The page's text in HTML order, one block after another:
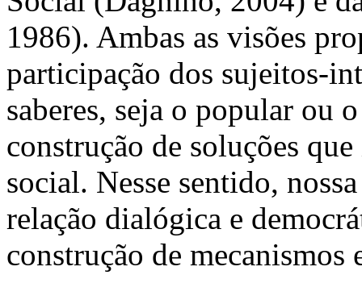
1986). Ambas as visões
participação dos sujeitos-
saberes, seja o popular ou
construção de soluções
social. Nesse sentido,
relação dialógica e
construção de